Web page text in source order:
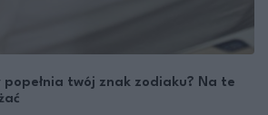
popełnia twój znak zodiaku? Na te